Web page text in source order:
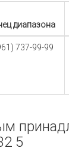
диапазона
737-99-99
5